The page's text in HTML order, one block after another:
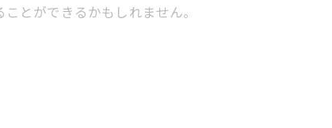
とができるかもしれません。